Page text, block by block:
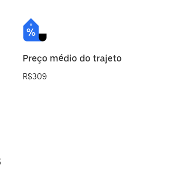
Preço médio do trajeto
R$309